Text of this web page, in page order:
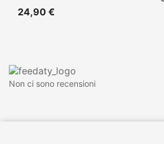
24,90 €
Non ci sono recensioni